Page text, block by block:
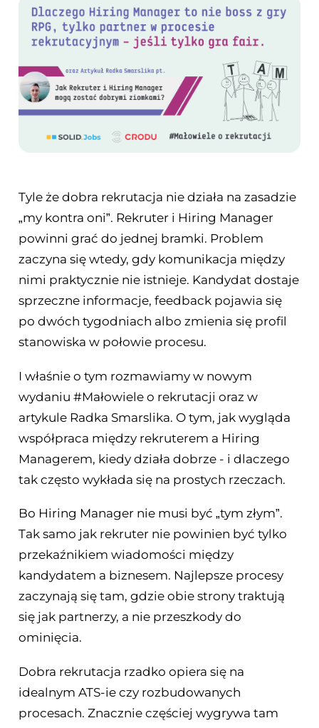
Tyle że dobra rekrutacja nie działa na zasadzie
„my kontra oni”. Rekruter i Hiring Manager
powinni grać do jednej bramki. Problem
zaczyna się wtedy, gdy komunikacja między
nimi praktycznie nie istnieje. Kandydat dostaje
sprzeczne informacje, feedback pojawia się
po dwóch tygodniach albo zmienia się profil
stanowiska w połowie procesu.
I właśnie o tym rozmawiamy w nowym
wydaniu #Małowiele o rekrutacji oraz w
artykule Radka Smarslika. O tym, jak wygląda
współpraca między rekruterem a Hiring
Managerem, kiedy działa dobrze - i dlaczego
tak często wykłada się na prostych rzeczach.
Bo Hiring Manager nie musi być „tym złym”.
Tak samo jak rekruter nie powinien być tylko
przekaźnikiem wiadomości między
kandydatem a biznesem. Najlepsze procesy
zaczynają się tam, gdzie obie strony traktują
się jak partnerzy, a nie przeszkody do
ominięcia.
Dobra rekrutacja rzadko opiera się na
idealnym ATS-ie czy rozbudowanych
procesach. Znacznie częściej wygrywa tam